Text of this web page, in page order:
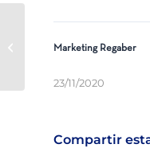
Marketing Regaber
23/11/2020
Compartir
for PVC PN10/PN16